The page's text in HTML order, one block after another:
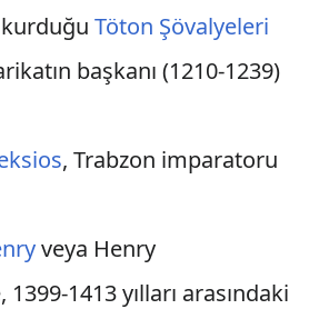
kurduğu Töton Şövalyeleri
başkanı (1210-1239)
, Trabzon imparatoru
veya Henry
1413 yılları arasındaki